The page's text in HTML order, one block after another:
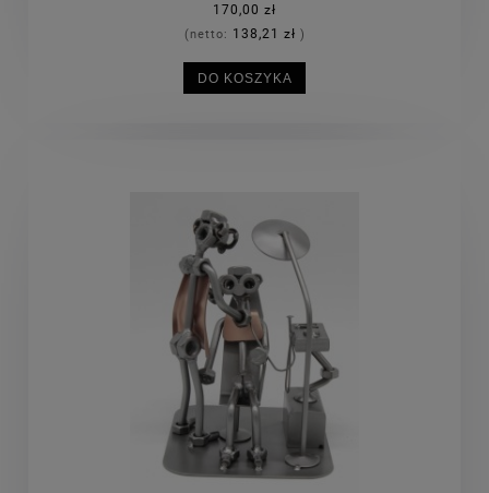
170,00 zł
(netto: 138,21 zł )
DO KOSZYKA